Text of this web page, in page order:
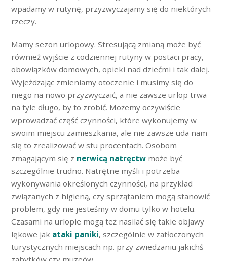
wpadamy w rutynę, przyzwyczajamy się do niektórych
rzeczy.
Mamy sezon urlopowy. Stresującą zmianą może być
również wyjście z codziennej rutyny w postaci pracy,
obowiązków domowych, opieki nad dziećmi i tak dalej.
Wyjeżdżając zmieniamy otoczenie i musimy się do
niego na nowo przyzwyczaić, a nie zawsze urlop trwa
na tyle długo, by to zrobić. Możemy oczywiście
wprowadzać część czynności, które wykonujemy w
swoim miejscu zamieszkania, ale nie zawsze uda nam
się to zrealizować w stu procentach. Osobom
zmagającym się z nerwicą natręctw może być
szczególnie trudno. Natrętne myśli i potrzeba
wykonywania określonych czynności, na przykład
związanych z higieną, czy sprzątaniem mogą stanowić
problem, gdy nie jesteśmy w domu tylko w hotelu.
Czasami na urlopie mogą też nasilać się takie objawy
lękowe jak ataki paniki, szczególnie w zatłoczonych
turystycznych miejscach np. przy zwiedzaniu jakichś